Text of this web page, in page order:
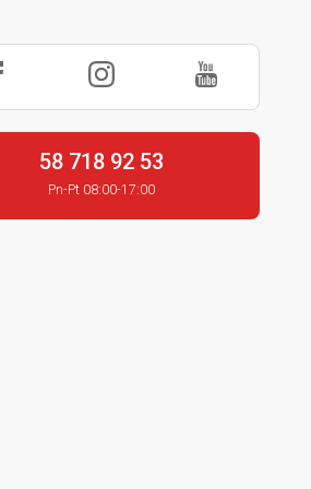
58 718 92 53
Pn-Pt 08:00-17:00